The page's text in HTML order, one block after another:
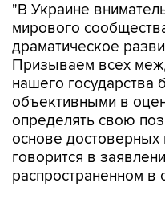
"В Украине
мирового
драматическое
Призываем всех
нашего государства
объективными в
определять свою
основе
говорится в
распространенном в